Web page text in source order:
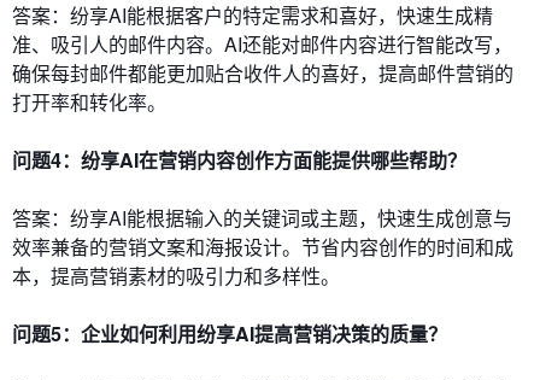
答案：纷享AI能根据客户的特定需求和喜好，快速生成精
准、吸引人的邮件内容。AI还能对邮件内容进行智能改写，
确保每封邮件都能更加贴合收件人的喜好，提高邮件营销的
打开率和转化率。
问题4：纷享AI在营销内容创作方面能提供哪些帮助？
答案：纷享AI能根据输入的关键词或主题，快速生成创意与
效率兼备的营销文案和海报设计。节省内容创作的时间和成
本，提高营销素材的吸引力和多样性。
问题5：企业如何利用纷享AI提高营销决策的质量？